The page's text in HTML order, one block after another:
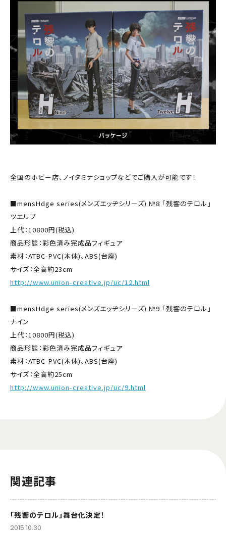
全国のホビー店、ノイタミナショップなどでご購入が可能です！
■mensHdge series(メンズエッヂシリーズ) №8 「残響のテロル」
ツエルブ
上代：10800円(税込)
商品形態：彩色済み完成品フィギュア
素材：ATBC-PVC(本体)、ABS(台座)
サイズ：全高約23cm
http://www.union-creative.jp/uc/12.html
■mensHdge series(メンズエッヂシリーズ) №9 「残響のテロル」
ナイン
上代：10800円(税込)
商品形態：彩色済み完成品フィギュア
素材：ATBC-PVC(本体)、ABS(台座)
サイズ：全高約25cm
http://www.union-creative.jp/uc/9.html
関連記事
「残響のテロル」舞台化決定！
2015.10.30